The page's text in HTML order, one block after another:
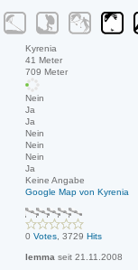
Kyrenia
41 Meter
709 Meter
Nein
Ja
Ja
Nein
Nein
Nein
Ja
Keine Angabe
Google Map von Kyrenia
0 Votes , 3729 Hits
lemma seit 21.11.2008